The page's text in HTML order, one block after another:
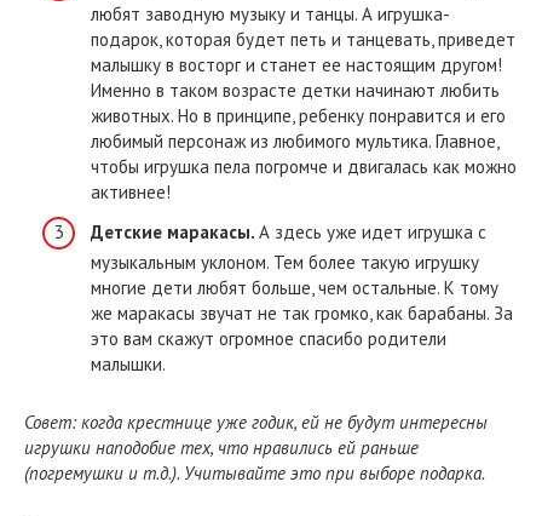
любят заводную музыку и танцы. А игрушка-
подарок, которая будет петь и танцевать, приведет
малышку в восторг и станет ее настоящим другом!
Именно в таком возрасте детки начинают любить
животных. Но в принципе, ребенку понравится и его
любимый персонаж из любимого мультика. Главное,
чтобы игрушка пела погромче и двигалась как можно
активнее!
Детские маракасы. А здесь уже идет игрушка с
музыкальным уклоном. Тем более такую игрушку
многие дети любят больше, чем остальные. К тому
же маракасы звучат не так громко, как барабаны. За
это вам скажут огромное спасибо родители
малышки.
Совет: когда крестнице уже годик, ей не будут интересны
игрушки наподобие тех, что нравились ей раньше
(погремушки и т.д.). Учитывайте это при выборе подарка.